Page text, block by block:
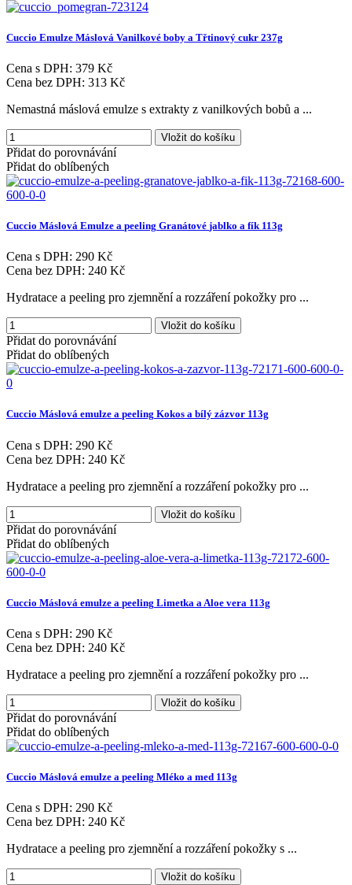
Cuccio Emulze Máslová Vanilkové boby a Třtinový cukr 237g
Cena s DPH: 379 Kč
Cena bez DPH: 313 Kč
Nemastná máslová emulze s extrakty z vanilkových bobů a ...
Vložit do košíku
Přidat do porovnávání
Přidat do oblíbených
Cuccio Máslová Emulze a peeling Granátové jablko a fík 113g
Cena s DPH: 290 Kč
Cena bez DPH: 240 Kč
Hydratace a peeling pro zjemnění a rozzáření pokožky pro ...
Vložit do košíku
Přidat do porovnávání
Přidat do oblíbených
Cuccio Máslová emulze a peeling Kokos a bílý zázvor 113g
Cena s DPH: 290 Kč
Cena bez DPH: 240 Kč
Hydratace a peeling pro zjemnění a rozzáření pokožky pro ...
Vložit do košíku
Přidat do porovnávání
Přidat do oblíbených
Cuccio Máslová emulze a peeling Limetka a Aloe vera 113g
Cena s DPH: 290 Kč
Cena bez DPH: 240 Kč
Hydratace a peeling pro zjemnění a rozzáření pokožky pro ...
Vložit do košíku
Přidat do porovnávání
Přidat do oblíbených
Cuccio Máslová emulze a peeling Mléko a med 113g
Cena s DPH: 290 Kč
Cena bez DPH: 240 Kč
Hydratace a peeling pro zjemnění a rozzáření pokožky s ...
Vložit do košíku